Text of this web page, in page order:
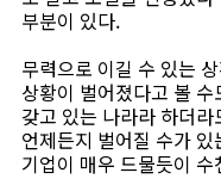
부분이 있다.
무력으로 이길 수 있는
상황이 벌어졌다고 볼
갖고 있는 나라라 하더
언제든지 벌어질 수가
기업이 매우 드물듯이